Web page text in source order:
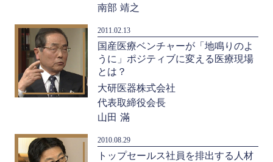
南部 靖之
2011.02.13
国産医療ベンチャーが「地鳴りのよ
うに」ポジティブに変える医療現場
とは？
大研医器株式会社
代表取締役会長
山田 滿
2010.08.29
トップセールス社員を排出する人材